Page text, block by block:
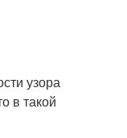
узора
в такой